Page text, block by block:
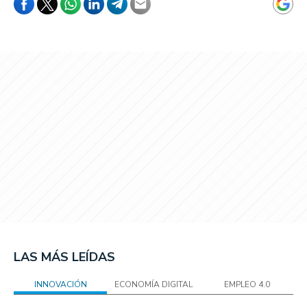
LAS MÁS LEÍDAS
INNOVACIÓN ECONOMÍA DIGITAL EMPLEO 4.0